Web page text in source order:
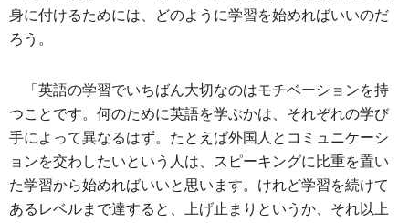
身に付けるためには、どのように学習を始めればいいのだ
ろう。
「英語の学習でいちばん大切なのはモチベーションを持
つことです。何のために英語を学ぶかは、それぞれの学び
手によって異なるはず。たとえば外国人とコミュニケーシ
ョンを交わしたいという人は、スピーキングに比重を置い
た学習から始めればいいと思います。けれど学習を続けて
あるレベルまで達すると、上げ止まりというか、それ以上